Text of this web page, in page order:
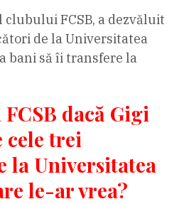
clubului FCSB, a dezvăluit
de la Universitatea
bani să îi transfere la
dacă Gigi
cele trei
la Universitatea
le-ar vrea?